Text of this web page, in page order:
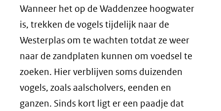
Wanneer het op de Waddenzee hoogwater
is, trekken de vogels tijdelijk naar de
Westerplas om te wachten totdat ze weer
naar de zandplaten kunnen om voedsel te
zoeken. Hier verblijven soms duizenden
vogels, zoals aalscholvers, eenden en
ganzen. Sinds kort ligt er een paadje dat